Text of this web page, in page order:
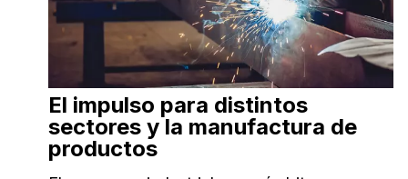
El impulso para distintos
sectores y la manufactura de
productos